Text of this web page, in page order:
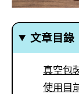
文章目錄
真空包
使用目